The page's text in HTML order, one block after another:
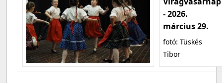
- 2026.
március 29.
fotó: Tüskés
Tibor